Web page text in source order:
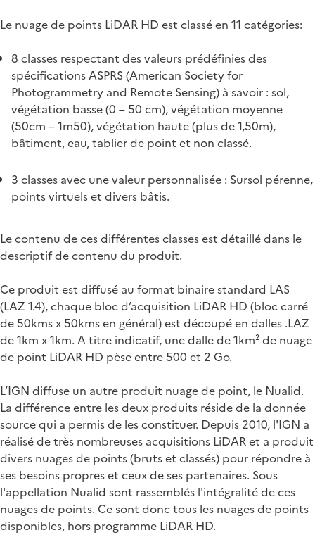
Le nuage de points LiDAR HD est classé en 11 catégories:
8 classes respectant des valeurs prédéfinies des
spécifications ASPRS (American Society for
Photogrammetry and Remote Sensing) à savoir : sol,
végétation basse (0 – 50 cm), végétation moyenne
(50cm – 1m50), végétation haute (plus de 1,50m),
bâtiment, eau, tablier de point et non classé.
3 classes avec une valeur personnalisée : Sursol pérenne,
points virtuels et divers bâtis.
Le contenu de ces différentes classes est détaillé dans le
descriptif de contenu du produit.
Ce produit est diffusé au format binaire standard LAS
(LAZ 1.4), chaque bloc d’acquisition LiDAR HD (bloc carré
de 50kms x 50kms en général) est découpé en dalles .LAZ
de 1km x 1km. A titre indicatif, une dalle de 1km² de nuage
de point LiDAR HD pèse entre 500 et 2 Go.
L’IGN diffuse un autre produit nuage de point, le Nualid.
La différence entre les deux produits réside de la donnée
source qui a permis de les constituer. Depuis 2010, l'IGN a
réalisé de très nombreuses acquisitions LiDAR et a produit
divers nuages de points (bruts et classés) pour répondre à
ses besoins propres et ceux de ses partenaires. Sous
l'appellation Nualid sont rassemblés l'intégralité de ces
nuages de points. Ce sont donc tous les nuages de points
disponibles, hors programme LiDAR HD.